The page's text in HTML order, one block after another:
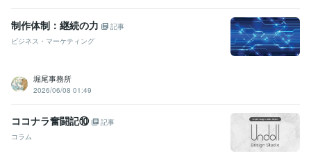
制作体制：継続の力
記事
ビジネス・マーケティング
堀尾事務所
2026/06/08 01:49
ココナラ奮闘記⑩
記事
コラム